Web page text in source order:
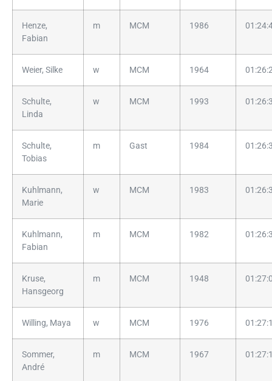
Henze,
Fabian
m MCM 1986
Weier, Silke w MCM 1964
Schulte,
Linda
w MCM 1993
Schulte,
Tobias
m Gast 1984
Kuhlmann,
Marie
w MCM 1983
Kuhlmann,
Fabian
m MCM 1982
Kruse,
Hansgeorg
m MCM 1948
Willing, Maya w MCM 1976
Sommer,
André
m MCM 1967